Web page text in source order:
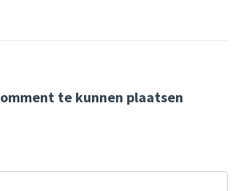
te kunnen plaatsen